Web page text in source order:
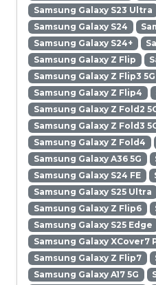
Samsung Galaxy S23 Ultra
Samsung Galaxy S24
Samsung Galaxy S24+
Samsung Galaxy Z Flip
Samsung Galaxy Z Flip3 5G
Samsung Galaxy Z Flip4
Samsung Galaxy Z Fold2
Samsung Galaxy Z Fold3
Samsung Galaxy Z Fold4
Samsung Galaxy A36 5G
Samsung Galaxy S24 FE
Samsung Galaxy S25 Ultra
Samsung Galaxy Z Flip6
Samsung Galaxy S25 Edge
Samsung Galaxy XCover7
Samsung Galaxy Z Flip7
Samsung Galaxy A17 5G